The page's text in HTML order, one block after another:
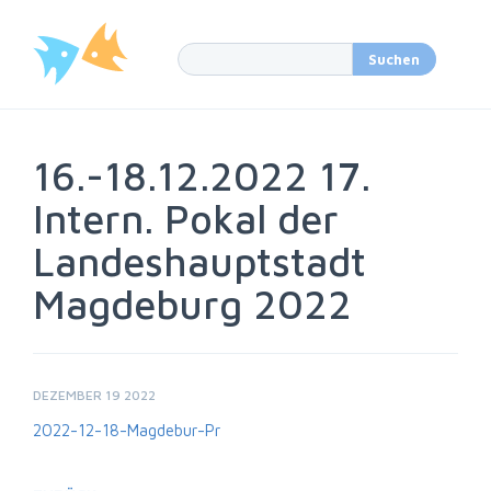
16.-18.12.2022 17.
Intern. Pokal der
Landeshauptstadt
Magdeburg 2022
DEZEMBER 19 2022
2022-12-18-Magdebur-Pr